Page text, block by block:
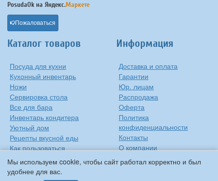
Мы используем cookie, чтобы сайт работал корректно и был
удобнее для вас.
PosudaOk на Яндекс.Маркете
Пожаловаться
Каталог товаров
Посуда для кухни
Кухонный инвентарь
Ножи
Сервировка стола
Все для бара
Инвентарь кондитера
Уютный дом
Рецепты вкусной еды
Как пользоваться
сковородкой
Информация
Доставка и оплата
Гарантии
Юр. лицам
Распродажа
Оферта
Политика
конфиденциальности
Контакты
О компании
Сиропы Monin
Виды барного стекла